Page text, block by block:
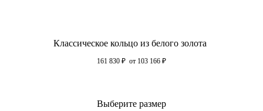
Классическое кольцо из белого золота
161 830 ₽ от 103 166 ₽
Выберите размер